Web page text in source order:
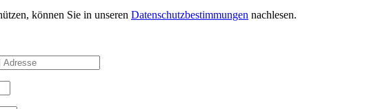
können Sie in unseren Datenschutzbestimmungen nachlesen.